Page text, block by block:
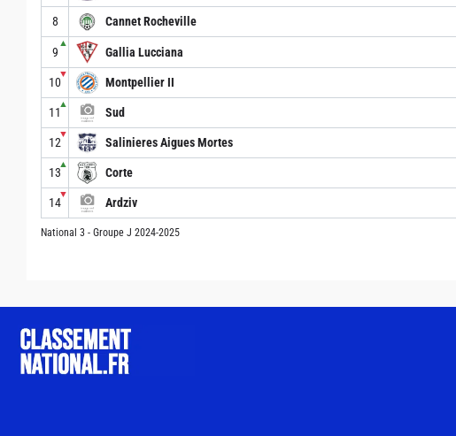
8 Cannet Rocheville
9
▲
Gallia Lucciana
10
▼
Montpellier II
11
▲
Sud
12
▼
Salinieres Aigues Mortes
13
▲
Corte
14
▼
Ardziv
National 3 - Groupe J 2024-2025